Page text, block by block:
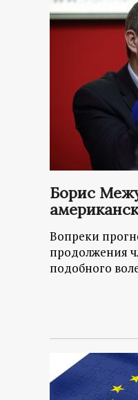
Борис
Вопреки
продолжения
подобного